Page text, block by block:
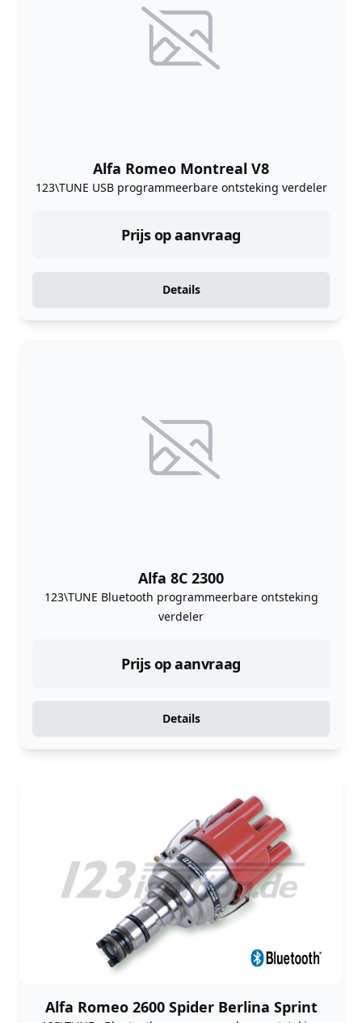
Alfa Romeo Montreal V8
123\TUNE USB programmeerbare ontsteking verdeler
Prijs op aanvraag
Details
Alfa 8C 2300
123\TUNE Bluetooth programmeerbare ontsteking
verdeler
Prijs op aanvraag
Details
Alfa Romeo 2600 Spider Berlina Sprint